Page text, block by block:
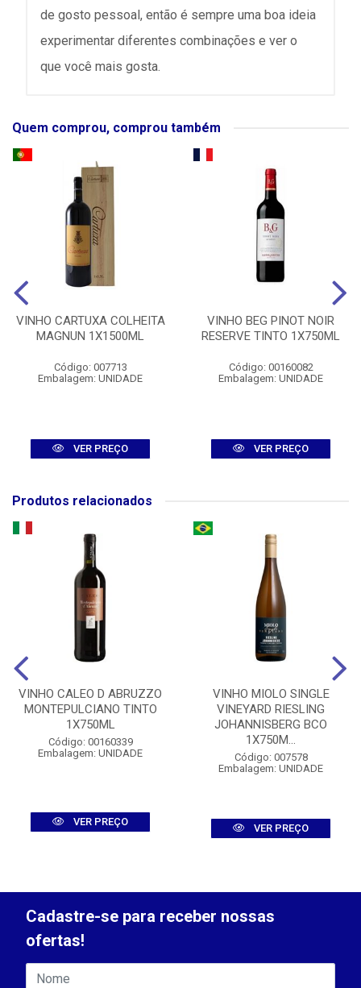
de gosto pessoal, então é sempre uma boa ideia
experimentar diferentes combinações e ver o
que você mais gosta.
Quem comprou, comprou também
VINHO CARTUXA COLHEITA
MAGNUN 1X1500ML
Código: 007713
Embalagem: UNIDADE
VER PREÇO
VINHO BEG PINOT NOIR
RESERVE TINTO 1X750ML
Código: 00160082
Embalagem: UNIDADE
VER PREÇO
Produtos relacionados
VINHO CALEO D ABRUZZO
MONTEPULCIANO TINTO
1X750ML
Código: 00160339
Embalagem: UNIDADE
VER PREÇO
VINHO MIOLO SINGLE
VINEYARD RIESLING
JOHANNISBERG BCO
1X750M...
Código: 007578
Embalagem: UNIDADE
VER PREÇO
Cadastre-se para receber nossas
ofertas!